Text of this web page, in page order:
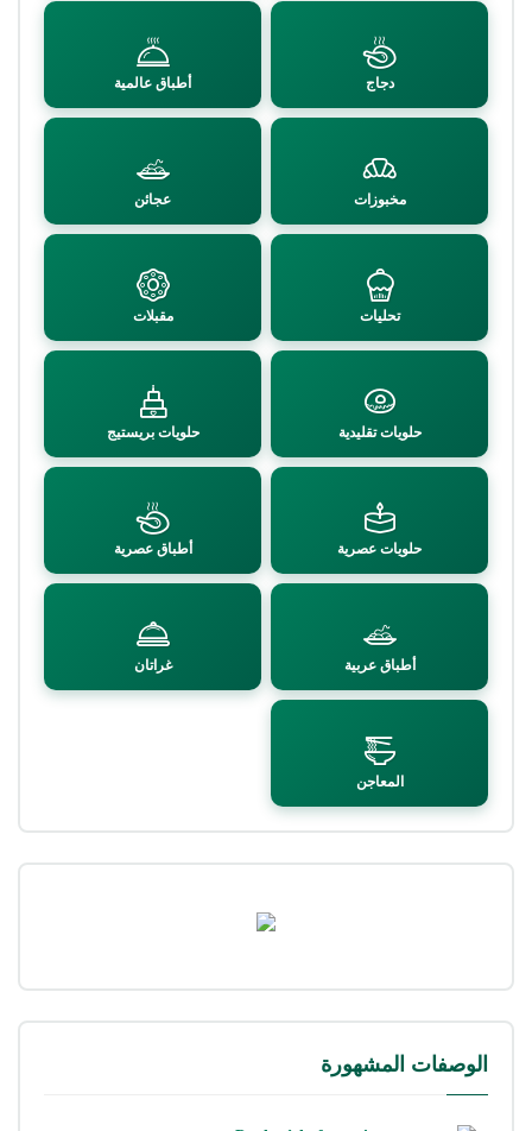
دجاج أطباق عالمية
مخبوزات عجائن
تحليات مقبلات
حلويات تقليدية حلويات بريستيج
حلويات عصرية أطباق عصرية
أطباق عربية غراتان
المعاجن
الوصفات المشهورة